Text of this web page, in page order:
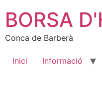
BORSA
Conca de Barberà
Inici Informació